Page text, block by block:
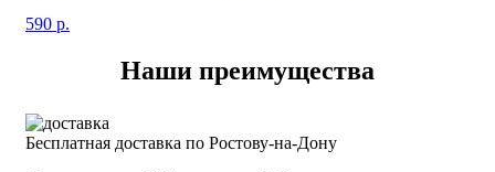
590 р.
Наши преимущества
Бесплатная доставка по Ростову-на-Дону